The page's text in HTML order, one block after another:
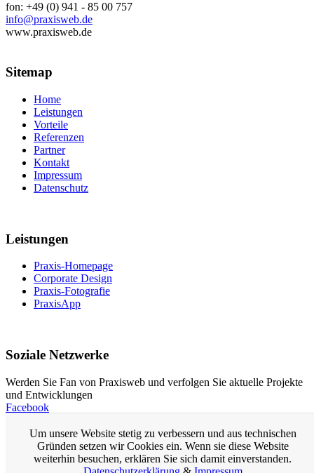
fon: +49 (0) 941 - 85 00 757
info@praxisweb.de
www.praxisweb.de
Sitemap
Home
Leistungen
Vorteile
Referenzen
Partner
Kontakt
Impressum
Datenschutz
Leistungen
Praxis-Homepage
Corporate Design
Praxis-Fotografie
PraxisApp
Soziale Netzwerke
Werden Sie Fan von Praxisweb und verfolgen Sie aktuelle Projekte
und Entwicklungen
Facebook
Praxis-Homepage
Homepage für Ärzte
Arzt-Homepage
Um unsere Website stetig zu verbessern und aus technischen
Gründen setzen wir Cookies ein. Wenn sie diese Website
weiterhin besuchen, erklären Sie sich damit einverstanden.